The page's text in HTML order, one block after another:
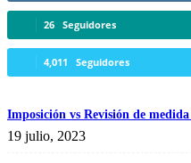
26 Seguidores
4,011 Seguidores
Imposición vs Revisión de
19 julio, 2023